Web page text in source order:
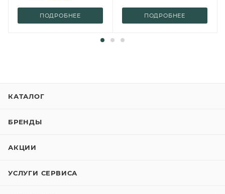
ПОДРОБНЕЕ ПОДРОБНЕЕ
КАТАЛОГ
БРЕНДЫ
АКЦИИ
УСЛУГИ СЕРВИСА